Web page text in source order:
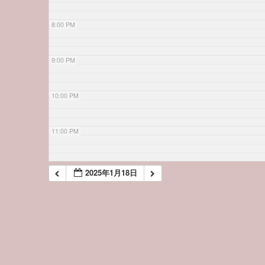
8:00 PM
9:00 PM
10:00 PM
11:00 PM
2025年1月18日